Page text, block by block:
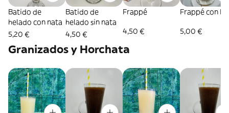
Batido de
helado con nata
5,20 €
Batido de
helado sin nata
4,50 €
Frappé
4,50 €
Frappé con
5,00 €
Granizados y Horchata